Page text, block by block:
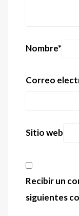
Nombre*
Correo
Sitio web
Recibir un
siguientes